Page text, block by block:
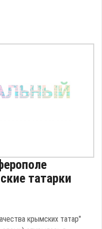
татарки
крымских татар"